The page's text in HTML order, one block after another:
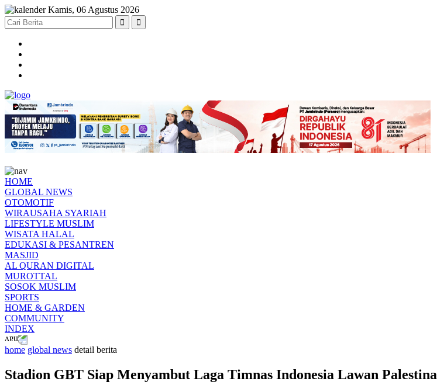
Kamis, 06 Agustus 2026
HOME
GLOBAL NEWS
OTOMOTIF
WIRAUSAHA SYARIAH
LIFESTYLE MUSLIM
WISATA HALAL
EDUKASI & PESANTREN
MASJID
AL QURAN DIGITAL
MUROTTAL
SOSOK MUSLIM
SPORTS
HOME & GARDEN
COMMUNITY
INDEX
home global news detail berita
Stadion GBT Siap Menyambut Laga Timnas Indonesia Lawan Palestina